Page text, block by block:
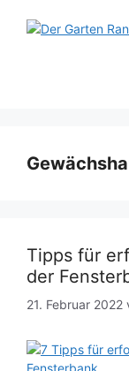
Inhalt
Tipps für
der
21. Februar 2022